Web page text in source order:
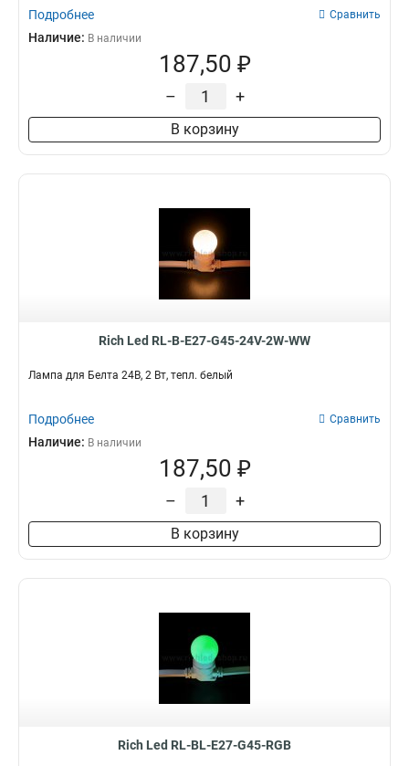
Подробнее Сравнить
Наличие: В наличии
187,50 ₽
– +
В корзину
Rich Led RL-B-E27-G45-24V-2W-WW
Лампа для Белта 24В, 2 Вт, тепл. белый
Подробнее Сравнить
Наличие: В наличии
187,50 ₽
– +
В корзину
Rich Led RL-BL-E27-G45-RGB